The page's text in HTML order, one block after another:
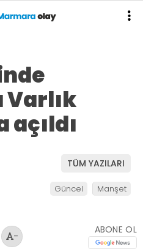
açıldı
TÜM YAZILARI
Güncel Manşet
-
ABONE OL